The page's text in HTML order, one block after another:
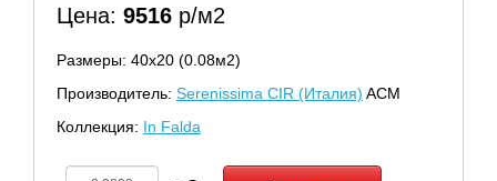
Цена: 9516 р/м2
Размеры: 40х20 (0.08м2)
Производитель: Serenissima CIR (Италия) ACM
Коллекция: In Falda